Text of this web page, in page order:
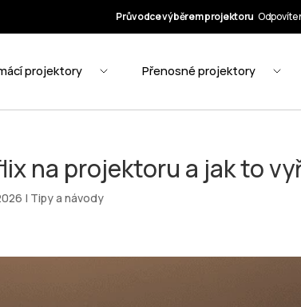
na projektoru a jak to
| Tipy a návody